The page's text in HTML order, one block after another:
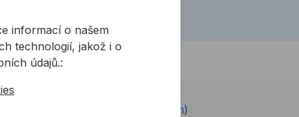
allmediasro (po-ne 7-22 h)
informací o našem
technologií, jakož i o
údajů.: